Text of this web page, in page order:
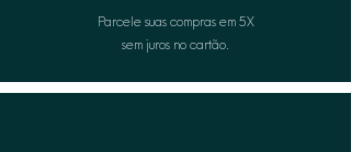
Parcele suas compras em 5X
sem juros no cartão.